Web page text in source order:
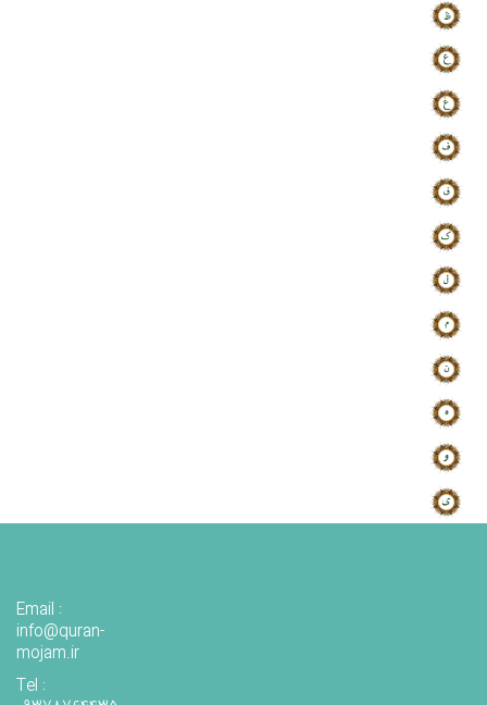
Email :
info@quran-
mojam.ir
Tel :